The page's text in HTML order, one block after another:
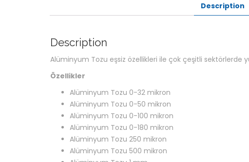
Description
Description
Alüminyum Tozu eşsiz özellikleri ile çok çeşitli sektörlerde
Özellikler
Alüminyum Tozu 0-32 mikron
Alüminyum Tozu 0-50 mikron
Alüminyum Tozu 0-100 mikron
Alüminyum Tozu 0-180 mikron
Alüminyum Tozu 250 mikron
Alüminyum Tozu 500 mikron